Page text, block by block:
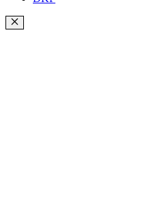
Schließen